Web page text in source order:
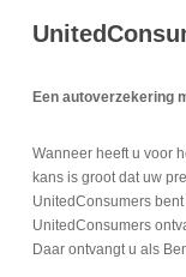
Een autoverzekering
Wanneer heeft u voor
kans is groot dat uw
UnitedConsumers
UnitedConsumers
Daar ontvangt u als